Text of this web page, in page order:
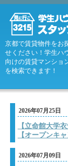
京都で賃貸物件をお
せください！学生ハ
向けの賃貸マンショ
を検索できます！
2026年07月25日
【立命館大学
【オープンキャ
2026年07月09日